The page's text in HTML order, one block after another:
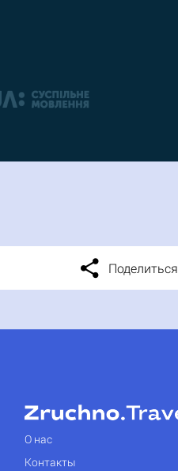
Поделиться
О нас
Контакты